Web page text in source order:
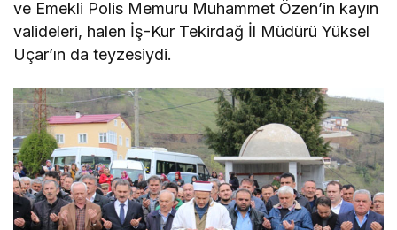
ve Emekli Polis Memuru Muhammet Özen’in kayın
valideleri, halen İş-Kur Tekirdağ İl Müdürü Yüksel
Uçar’ın da teyzesiydi.